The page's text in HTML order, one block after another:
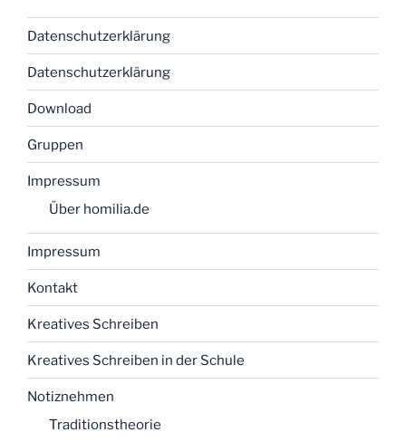
Datenschutzerklärung
Datenschutzerklärung
Download
Gruppen
Impressum
Über homilia.de
Impressum
Kontakt
Kreatives Schreiben
Kreatives Schreiben in der Schule
Notiznehmen
Traditionstheorie